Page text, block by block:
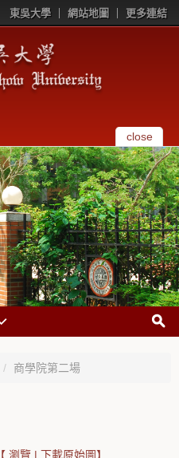
東吳大學 網站地圖 更多連結
close
商學院第二場
【 瀏覽 | 下載原始圖】